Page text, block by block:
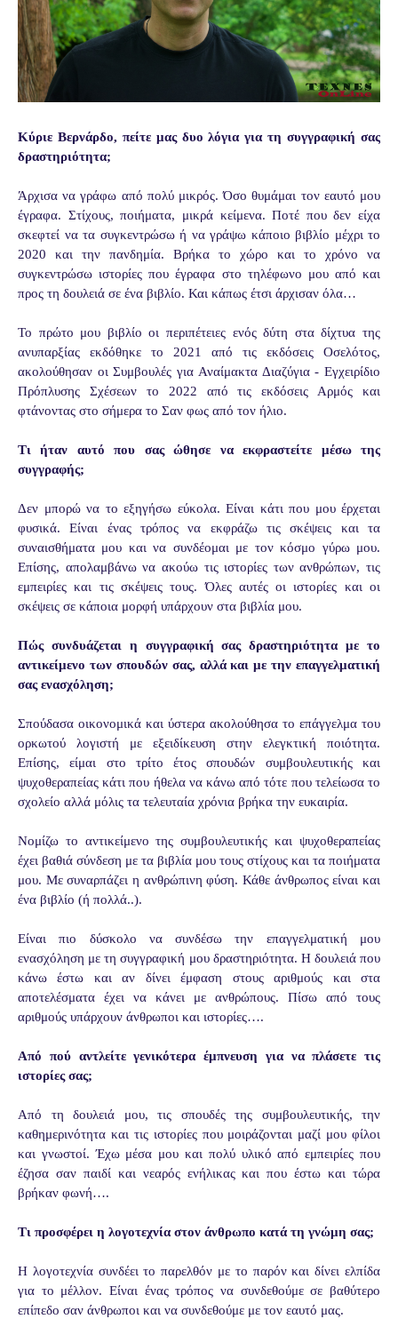
Κύριε Βερνάρδο, πείτε μας δυο λόγια για τη συγγραφική σας
δραστηριότητα;
Άρχισα να γράφω από πολύ μικρός. Όσο θυμάμαι τον εαυτό μου
έγραφα. Στίχους, ποιήματα, μικρά κείμενα. Ποτέ που δεν είχα
σκεφτεί να τα συγκεντρώσω ή να γράψω κάποιο βιβλίο μέχρι το
2020 και την πανδημία. Βρήκα το χώρο και το χρόνο να
συγκεντρώσω ιστορίες που έγραφα στο τηλέφωνο μου από και
προς τη δουλειά σε ένα βιβλίο. Και κάπως έτσι άρχισαν όλα…
Το πρώτο μου βιβλίο οι περιπέτειες ενός δύτη στα δίχτυα της
ανυπαρξίας εκδόθηκε το 2021 από τις εκδόσεις Οσελότος,
ακολούθησαν οι Συμβουλές για Αναίμακτα Διαζύγια - Εγχειρίδιο
Πρόπλυσης Σχέσεων το 2022 από τις εκδόσεις Αρμός και
φτάνοντας στο σήμερα το Σαν φως από τον ήλιο.
Τι ήταν αυτό που σας ώθησε να εκφραστείτε μέσω της
συγγραφής;
Δεν μπορώ να το εξηγήσω εύκολα. Είναι κάτι που μου έρχεται
φυσικά. Είναι ένας τρόπος να εκφράζω τις σκέψεις και τα
συναισθήματα μου και να συνδέομαι με τον κόσμο γύρω μου.
Επίσης, απολαμβάνω να ακούω τις ιστορίες των ανθρώπων, τις
εμπειρίες και τις σκέψεις τους. Όλες αυτές οι ιστορίες και οι
σκέψεις σε κάποια μορφή υπάρχουν στα βιβλία μου.
Πώς συνδυάζεται η συγγραφική σας δραστηριότητα με το
αντικείμενο των σπουδών σας, αλλά και με την επαγγελματική
σας ενασχόληση;
Σπούδασα οικονομικά και ύστερα ακολούθησα το επάγγελμα του
ορκωτού λογιστή με εξειδίκευση στην ελεγκτική ποιότητα.
Επίσης, είμαι στο τρίτο έτος σπουδών συμβουλευτικής και
ψυχοθεραπείας κάτι που ήθελα να κάνω από τότε που τελείωσα το
σχολείο αλλά μόλις τα τελευταία χρόνια βρήκα την ευκαιρία.
Νομίζω το αντικείμενο της συμβουλευτικής και ψυχοθεραπείας
έχει βαθιά σύνδεση με τα βιβλία μου τους στίχους και τα ποιήματα
μου. Με συναρπάζει η ανθρώπινη φύση. Κάθε άνθρωπος είναι και
ένα βιβλίο (ή πολλά..).
Είναι πιο δύσκολο να συνδέσω την επαγγελματική μου
ενασχόληση με τη συγγραφική μου δραστηριότητα. Η δουλειά που
κάνω έστω και αν δίνει έμφαση στους αριθμούς και στα
αποτελέσματα έχει να κάνει με ανθρώπους. Πίσω από τους
αριθμούς υπάρχουν άνθρωποι και ιστορίες….
Από πού αντλείτε γενικότερα έμπνευση για να πλάσετε τις
ιστορίες σας;
Από τη δουλειά μου, τις σπουδές της συμβουλευτικής, την
καθημερινότητα και τις ιστορίες που μοιράζονται μαζί μου φίλοι
και γνωστοί. Έχω μέσα μου και πολύ υλικό από εμπειρίες που
έζησα σαν παιδί και νεαρός ενήλικας και που έστω και τώρα
βρήκαν φωνή….
Τι προσφέρει η λογοτεχνία στον άνθρωπο κατά τη γνώμη σας;
Η λογοτεχνία συνδέει το παρελθόν με το παρόν και δίνει ελπίδα
για το μέλλον. Είναι ένας τρόπος να συνδεθούμε σε βαθύτερο
επίπεδο σαν άνθρωποι και να συνδεθούμε με τον εαυτό μας.